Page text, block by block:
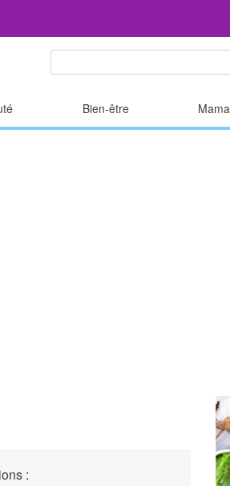
Bien-être
: